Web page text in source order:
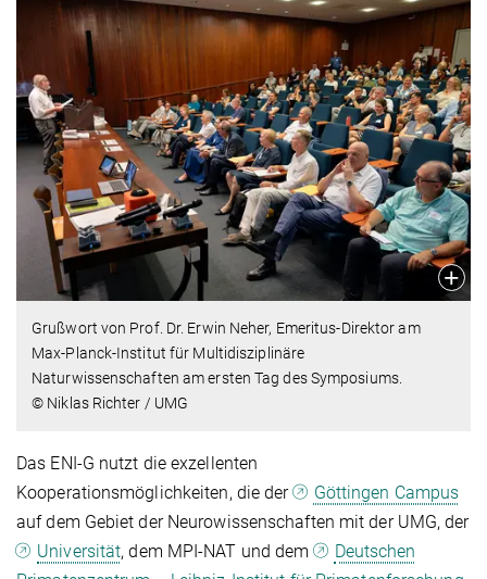
Grußwort von Prof. Dr. Erwin Neher, Emeritus-Direktor am
Max-Planck-Institut für Multidisziplinäre
Naturwissenschaften am ersten Tag des Symposiums.
© Niklas Richter / UMG
Das ENI-G nutzt die exzellenten
Kooperationsmöglichkeiten, die der
Göttingen Campus
auf dem Gebiet der Neurowissenschaften mit der UMG, der
Universität, dem MPI-NAT und dem
Deutschen